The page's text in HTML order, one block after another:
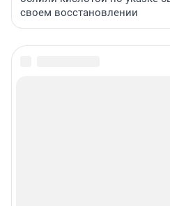
своем восстановлении